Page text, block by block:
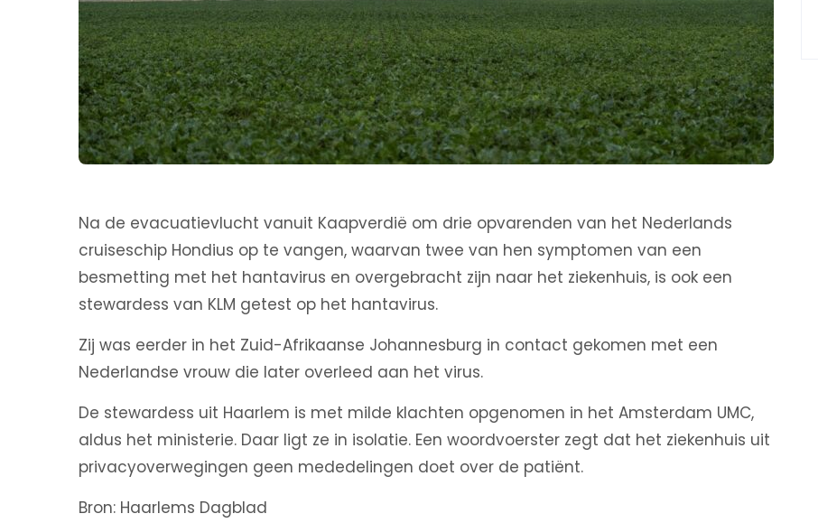
Na de evacuatievlucht vanuit Kaapverdië om drie opvarenden van het Nederlands
cruiseschip Hondius op te vangen, waarvan twee van hen symptomen van een
besmetting met het hantavirus en overgebracht zijn naar het ziekenhuis, is ook een
stewardess van KLM getest op het hantavirus.
Zij was eerder in het Zuid-Afrikaanse Johannesburg in contact gekomen met een
Nederlandse vrouw die later overleed aan het virus.
De stewardess uit Haarlem is met milde klachten opgenomen in het Amsterdam UMC,
aldus het ministerie. Daar ligt ze in isolatie. Een woordvoerster zegt dat het ziekenhuis uit
privacyoverwegingen geen mededelingen doet over de patiënt.
Bron: Haarlems Dagblad